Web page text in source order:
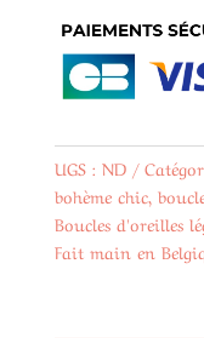
en
Raphia
et
Inoxydable
UGS : ND
bohème chic,
Boucles d'oreilles
Fait main en